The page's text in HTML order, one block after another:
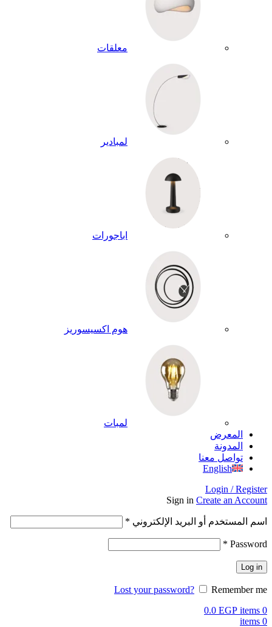
معلقات
لمبادير
اباجورات
هوم اكسيسوريز
لمبات
المعرض
المدونة
تواصل معنا
English
Login / Register
Sign in Create an Account
اسم المستخدم أو البريد الإلكتروني *
Password
*
Log in
Lost your password?
Remember me
0
items
0.0 EGP
0
items